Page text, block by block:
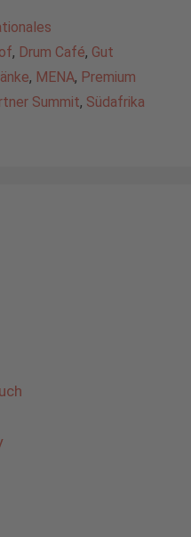
, Drum Café, Gut
, MENA, Premium
Summit, Südafrika